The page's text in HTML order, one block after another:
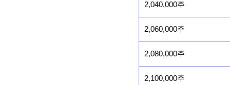
2,040,000주
2,060,000주
2,080,000주
2,100,000주